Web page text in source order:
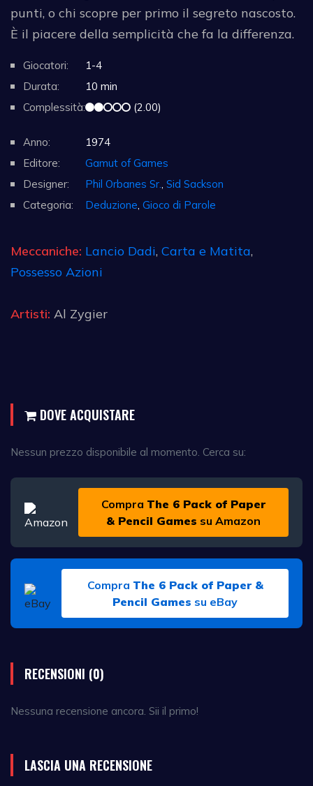
punti, o chi scopre per primo il segreto nascosto.
È il piacere della semplicità che fa la differenza.
Giocatori:
1-4
Durata:
10 min
Complessità:
(2.00)
Anno:
1974
Editore:
Gamut of Games
Designer:
Phil Orbanes Sr. Sid Sackson
Categoria:
Deduzione Gioco di Parole
Meccaniche: Lancio Dadi, Carta e Matita,
Possesso Azioni
Artisti: Al Zygier
DOVE ACQUISTARE
Nessun prezzo disponibile al momento. Cerca su:
Compra The 6 Pack of Paper
& Pencil Games su Amazon
Compra The 6 Pack of Paper &
Pencil Games su eBay
RECENSIONI (0)
Nessuna recensione ancora. Sii il primo!
LASCIA UNA RECENSIONE